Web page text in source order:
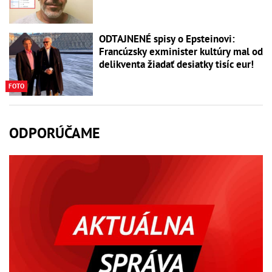
FOTO
ODTAJNENÉ spisy o Epsteinovi:
Francúzsky exminister kultúry mal od
delikventa žiadať desiatky tisíc eur!
ODPORÚČAME